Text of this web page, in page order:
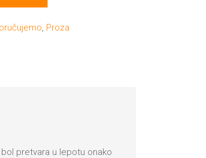
, Proza
pretvara u lepotu onako